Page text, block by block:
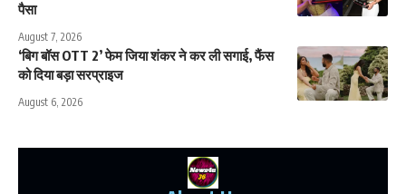
पैसा
August 7, 2026
‘बिग बॉस OTT 2’ फेम जिया शंकर ने कर ली सगाई, फैंस
को दिया बड़ा सरप्राइज
August 6, 2026